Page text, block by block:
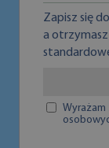
Zapisz się
a otrzymasz